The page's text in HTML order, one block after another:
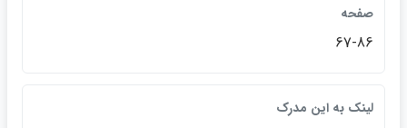
صفحه
67-86
لينک به اين مدرک